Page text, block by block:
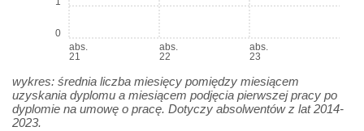
abs.
21
abs.
22
abs.
23
0
wykres: średnia liczba miesięcy pomiędzy miesiącem
uzyskania dyplomu a miesiącem podjęcia pierwszej pracy po
dyplomie na umowę o pracę. Dotyczy absolwentów z lat 2014-
2023.